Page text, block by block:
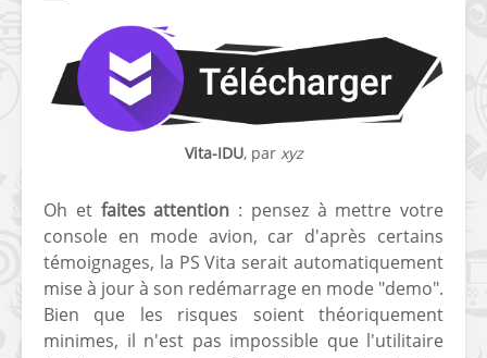
Vita-IDU, par xyz
Oh et faites attention : pensez à mettre votre
console en mode avion, car d'après certains
témoignages, la PS Vita serait automatiquement
mise à jour à son redémarrage en mode "demo".
Bien que les risques soient théoriquement
minimes, il n'est pas impossible que l'utilitaire
possible avec Baryon
Sweeper !
[PS4] TUTO - Hacker
/ Jailbreaker sa PS4
fameux jailbreak pour
6.72 / 7.02
[Vita] La team CBPS
dévoile dans une
vidéo une flopée de
nouveaux projets
[3DS]
TUTO -
qui fête
Custom
de retour !